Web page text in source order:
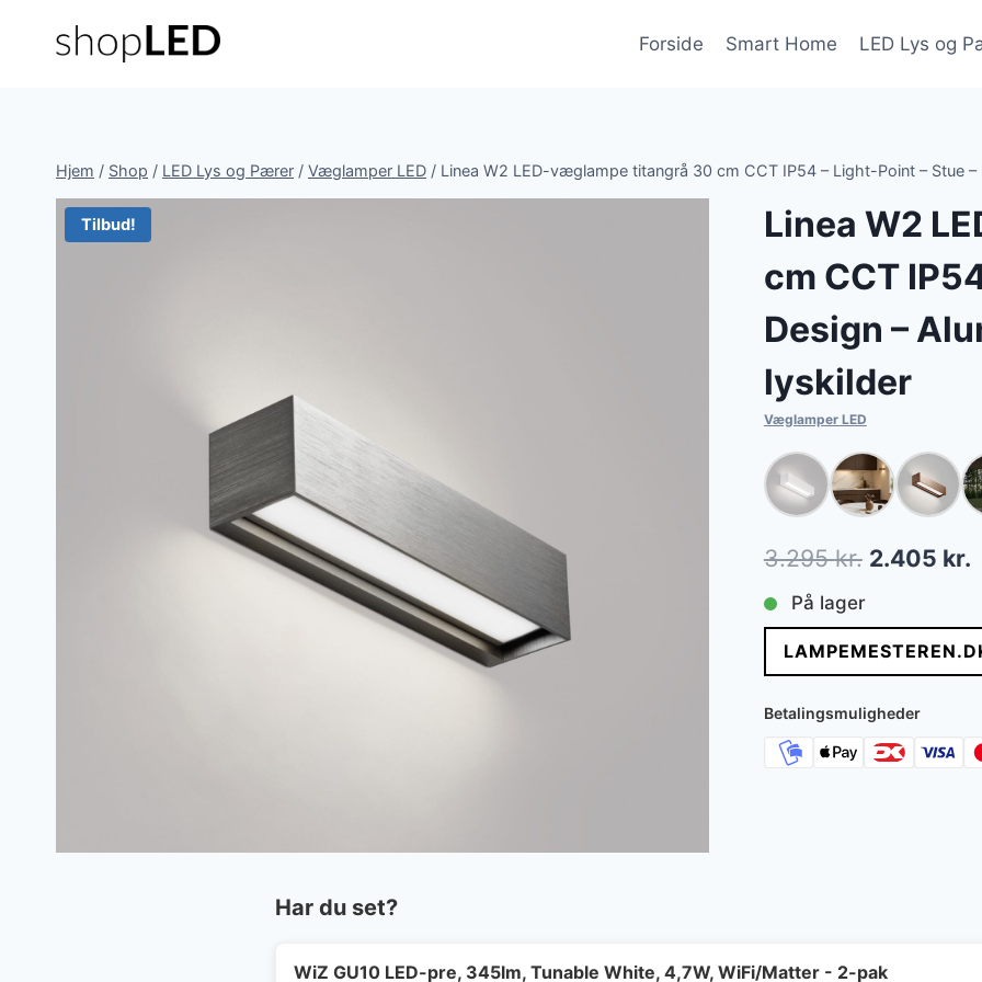
Forside Smart Home LED Lys og
Hjem / Shop / LED Lys og Pærer / Væglamper LED / Linea W2 LED-væglampe titangrå 30 cm CCT IP54 – Light-Point – Stue
Tilbud!
Linea W2
cm CCT
Design –
lyskilder
Væglamper LED
3.295kr. Den
pris
var:
3.295 kr..
2.405 kr.
På lager
Betalingsmuligheder
Har du set?
WiZ GU10 LED-pre, 345lm, Tunable White, 4,7W, WiFi/Matter - 2-pak